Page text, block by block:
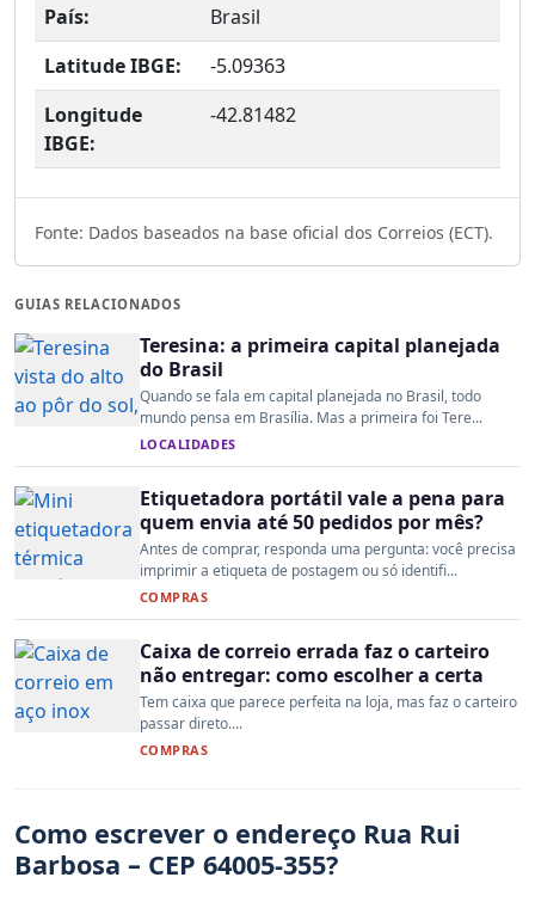
País:
Brasil
Latitude IBGE:
-5.09363
Longitude
IBGE:
-42.81482
Fonte: Dados baseados na base oficial dos Correios (ECT).
GUIAS RELACIONADOS
Teresina: a primeira capital planejada
do Brasil
Quando se fala em capital planejada no Brasil, todo
mundo pensa em Brasília. Mas a primeira foi Tere...
LOCALIDADES
Etiquetadora portátil vale a pena para
quem envia até 50 pedidos por mês?
Antes de comprar, responda uma pergunta: você precisa
imprimir a etiqueta de postagem ou só identifi...
COMPRAS
Caixa de correio errada faz o carteiro
não entregar: como escolher a certa
Tem caixa que parece perfeita na loja, mas faz o carteiro
passar direto....
COMPRAS
Como escrever o endereço Rua Rui
Barbosa – CEP 64005-355?